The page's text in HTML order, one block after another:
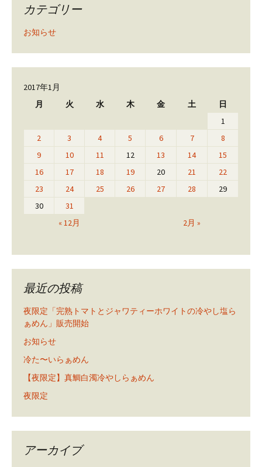
カテゴリー
お知らせ
2017年1月
月
火 水 木 金 土 日
« 12月 2月 »
1
2
3 4 5 6 7
8
9
10 11 12 13 14
15
16
17 18 19 20 21
22
23
24 25 26 27 28
29
30
31
最近の投稿
夜限定「完熟トマトとジャワティーホワイトの冷やし塩ら
ぁめん」販売開始
お知らせ
冷た〜いらぁめん
【夜限定】真鯛白濁冷やしらぁめん
夜限定
アーカイブ